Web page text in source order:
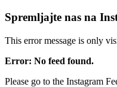
Spremljajte nas na
This error message is only
Error: No feed found.
Please go to the Instagram